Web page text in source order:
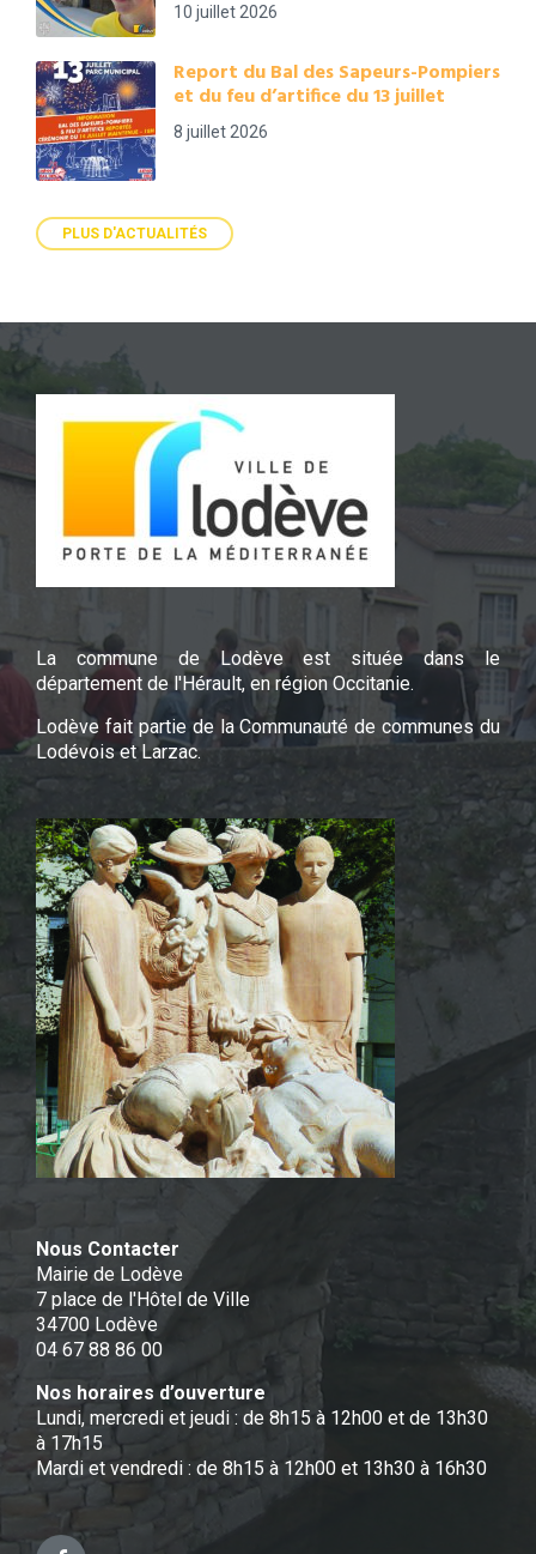
10 juillet 2026
Report du Bal des Sapeurs-Pompiers
et du feu d’artifice du 13 juillet
8 juillet 2026
PLUS D'ACTUALITÉS
La commune de Lodève est située dans le
département de l'Hérault, en région Occitanie.
Lodève fait partie de la Communauté de communes du
Lodévois et Larzac.
Nous Contacter
Mairie de Lodève
7 place de l'Hôtel de Ville
34700 Lodève
04 67 88 86 00
Nos horaires d’ouverture
Lundi, mercredi et jeudi : de 8h15 à 12h00 et de 13h30
à 17h15
Mardi et vendredi : de 8h15 à 12h00 et 13h30 à 16h30